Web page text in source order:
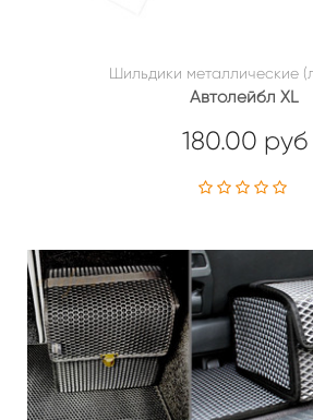
Шильдики металлические
Автолейбл XL
180.00 руб